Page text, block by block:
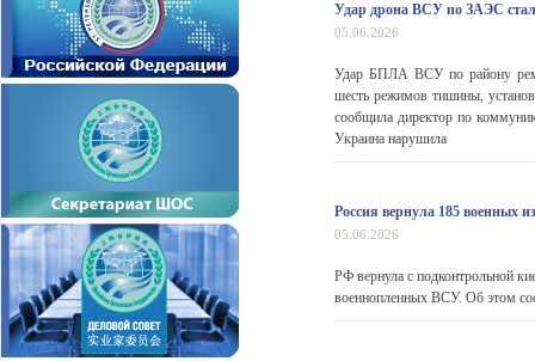
Удар дрона ВСУ по ЗАЭС
05.06.2026
Удар БПЛА ВСУ по району
шесть режимов тишины,
сообщила директор по
Украина нарушила
Россия вернула 185 военных
05.06.2026
РФ вернула с подконтрольной
военнопленных ВСУ. Об этом